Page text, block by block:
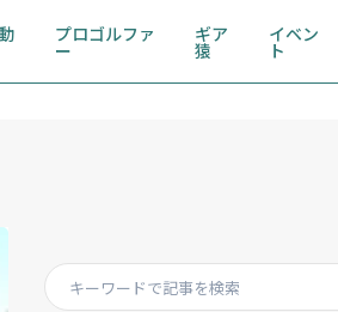
プロゴルファ
ー
ギア
猿
イベン
ト